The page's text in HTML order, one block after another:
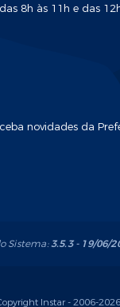
8h às 11h e das
novidades da
Sistema:3.5.3 - 19/06/
Instar - 2006-